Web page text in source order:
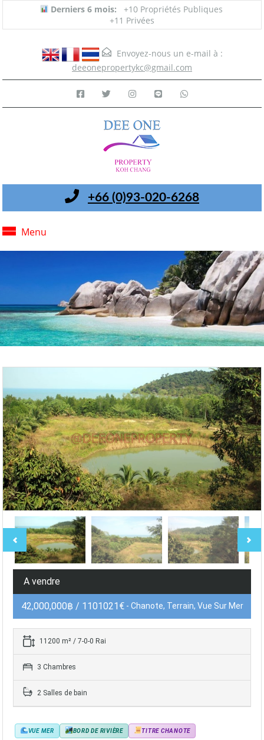
Derniers 6 mois:
+10 Propriétés Publiques
+11 Privées
Envoyez-nous un e-mail à :
deeonepropertykc@gmail.com
+66 (0)93-020-6268
Menu
A vendre
42,000,000฿ / 1101021€ - Chanote, Terrain, Vue Sur Mer
11200 m² / 7-0-0 Rai
3 Chambres
2 Salles de bain
VUE MER BORD DE RIVIÈRE TITRE CHANOTE